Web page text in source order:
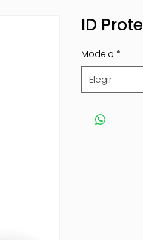
ID
Modelo *
Elegir